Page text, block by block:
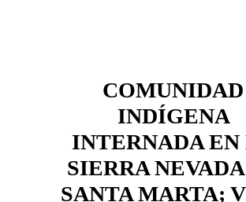
COMUNIDAD
INDÍGENA
INTERNADA
SIERRA
SANTA MARTA;